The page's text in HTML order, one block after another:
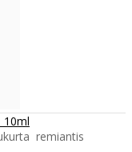
10ml
remiantis